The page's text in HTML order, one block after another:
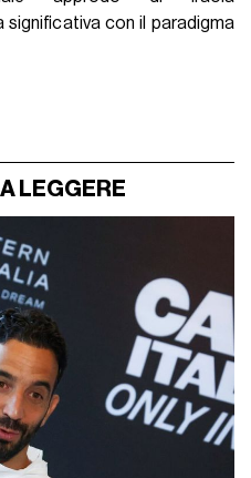
con il paradigma
LEGGERE